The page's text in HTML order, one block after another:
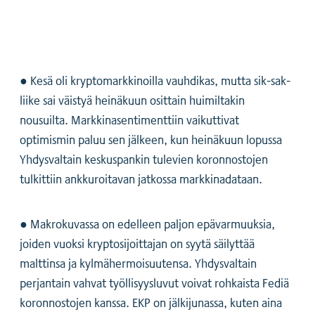
● Kesä oli kryptomarkkinoilla vauhdikas, mutta sik-sak-
liike sai väistyä heinäkuun osittain huimiltakin
nousuilta. Markkinasentimenttiin vaikuttivat
optimismin paluu sen jälkeen, kun heinäkuun lopussa
Yhdysvaltain keskuspankin tulevien koronnostojen
tulkittiin ankkuroitavan jatkossa markkinadataan.
● Makrokuvassa on edelleen paljon epävarmuuksia,
joiden vuoksi kryptosijoittajan on syytä säilyttää
malttinsa ja kylmähermoisuutensa. Yhdysvaltain
perjantain vahvat työllisyysluvut voivat rohkaista Fediä
koronnostojen kanssa. EKP on jälkijunassa, kuten aina